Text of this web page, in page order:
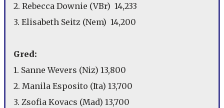
2. Rebecca Downie (VBr) 14,233
3. Elisabeth Seitz (Nem) 14,200
Gred:
1. Sanne Wevers (Niz) 13,800
2. Manila Esposito (Ita) 13,700
3. Zsofia Kovacs (Mad) 13,700